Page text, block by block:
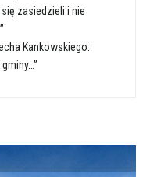
zasiedzieli i nie
Kankowskiego: